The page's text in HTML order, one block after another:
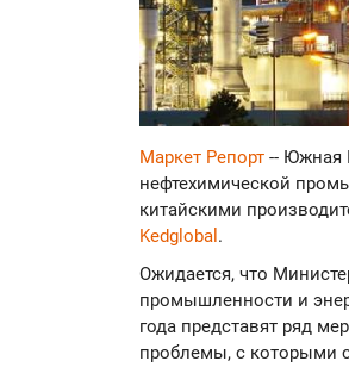
Маркет Репорт -- Южная
нефтехимической
китайскими
Kedglobal .
Ожидается, что
промышленности и
года представят ряд
проблемы, с которыми